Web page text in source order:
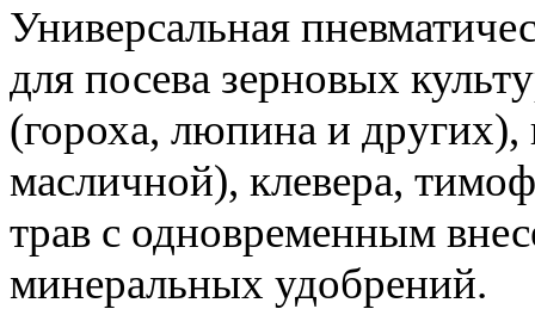
Универсальная
для посева зерновых
(гороха, люпина и других),
масличной), клевера,
трав с одновременным
минеральных удобрений.